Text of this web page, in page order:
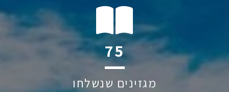
114
מגזינים שנשלחו